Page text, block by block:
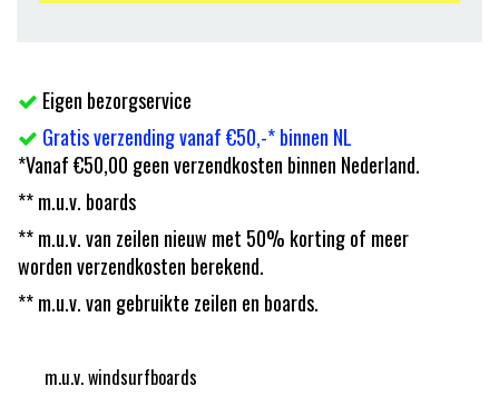
Eigen bezorgservice
Gratis verzending vanaf €50,-* binnen NL
*Vanaf €50,00 geen verzendkosten binnen Nederland.
** m.u.v. boards
** m.u.v. van zeilen nieuw met 50% korting of meer
worden verzendkosten berekend.
** m.u.v. van gebruikte zeilen en boards.
m.u.v. windsurfboards